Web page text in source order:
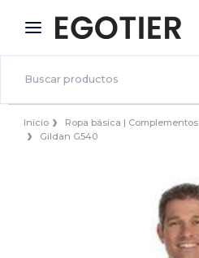
× App de Egotier
¡Mejores precios en app!
Inicio Ropa básica | Complementos
Gildan G540